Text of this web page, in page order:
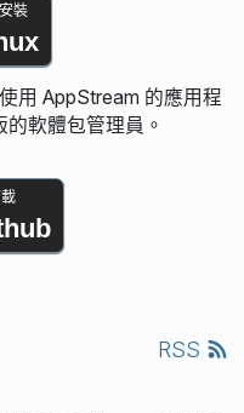
裝
用 AppStream 的應用程
軟體包管理員。
RSS